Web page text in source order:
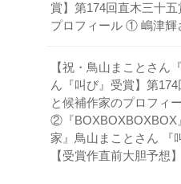
賞】第174回直木三十
プロフィール ① 嶋津輝
【祝・鳥山まことさん
ん『叫び』受賞】第
と候補作家のプロフィ
②『BOXBOXBOXBOX
家』鳥山まことさん 『
【受賞作直前大胆予想】